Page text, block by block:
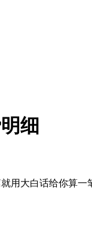
细
用大白话给你算一